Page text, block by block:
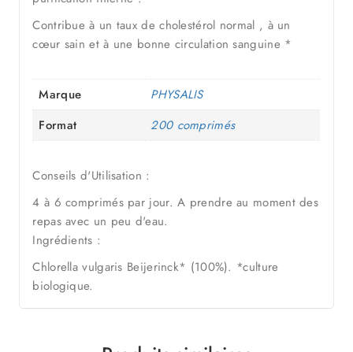
Contribue à un taux de cholestérol normal , à un
cœur sain et à une bonne circulation sanguine *
Marque
PHYSALIS
Format
200 comprimés
Conseils d'Utilisation :
4 à 6 comprimés par jour. A prendre au moment des
repas avec un peu d'eau.
Ingrédients :
Chlorella vulgaris Beijerinck* (100%). *culture
biologique.